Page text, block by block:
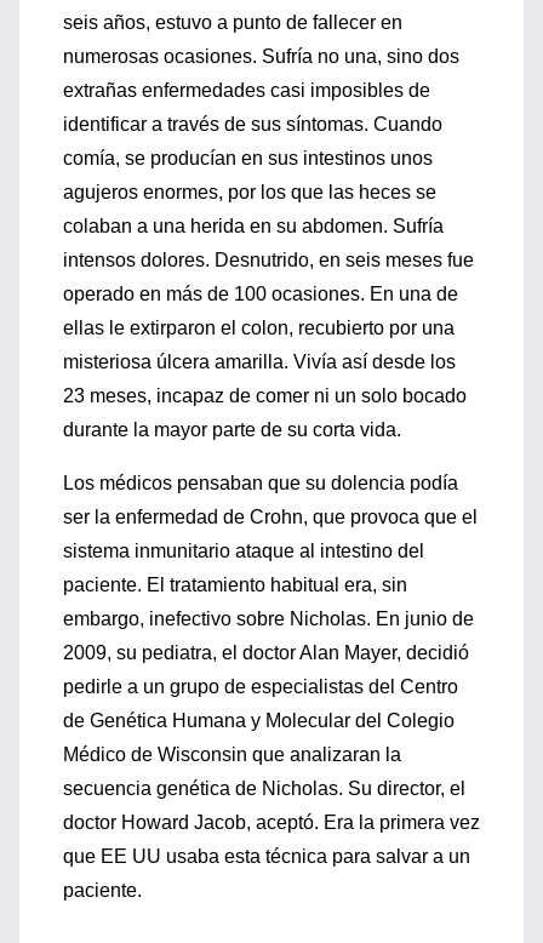
seis años, estuvo a punto de fallecer en
numerosas ocasiones. Sufría no una, sino dos
extrañas enfermedades casi imposibles de
identificar a través de sus síntomas. Cuando
comía, se producían en sus intestinos unos
agujeros enormes, por los que las heces se
colaban a una herida en su abdomen. Sufría
intensos dolores. Desnutrido, en seis meses fue
operado en más de 100 ocasiones. En una de
ellas le extirparon el colon, recubierto por una
misteriosa úlcera amarilla. Vivía así desde los
23 meses, incapaz de comer ni un solo bocado
durante la mayor parte de su corta vida.
Los médicos pensaban que su dolencia podía
ser la enfermedad de Crohn, que provoca que el
sistema inmunitario ataque al intestino del
paciente. El tratamiento habitual era, sin
embargo, inefectivo sobre Nicholas. En junio de
2009, su pediatra, el doctor Alan Mayer, decidió
pedirle a un grupo de especialistas del Centro
de Genética Humana y Molecular del Colegio
Médico de Wisconsin que analizaran la
secuencia genética de Nicholas. Su director, el
doctor Howard Jacob, aceptó. Era la primera vez
que EE UU usaba esta técnica para salvar a un
paciente.